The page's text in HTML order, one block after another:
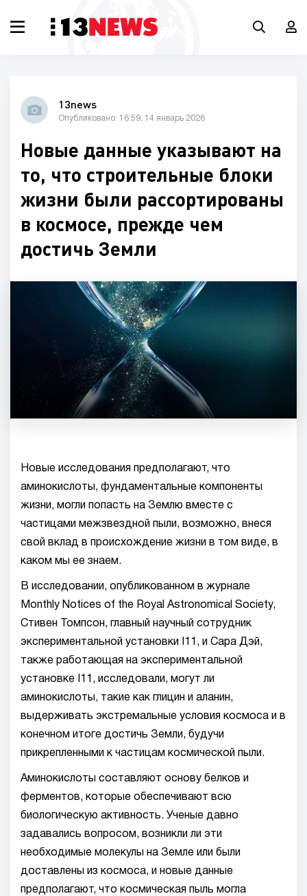
13news
Опубликовано: 16:59, 14 январь 2026
Новые данные указывают на
то, что строительные блоки
жизни были рассортированы
в космосе, прежде чем
достичь Земли
Новые исследования предполагают, что
аминокислоты, фундаментальные компоненты
жизни, могли попасть на Землю вместе с
частицами межзвездной пыли, возможно, внеся
свой вклад в происхождение жизни в том виде, в
каком мы ее знаем.
В исследовании, опубликованном в журнале
Monthly Notices of the Royal Astronomical Society,
Стивен Томпсон, главный научный сотрудник
экспериментальной установки I11, и Сара Дэй,
также работающая на экспериментальной
установке I11, исследовали, могут ли
аминокислоты, такие как глицин и аланин,
выдерживать экстремальные условия космоса и в
конечном итоге достичь Земли, будучи
прикрепленными к частицам космической пыли.
Аминокислоты составляют основу белков и
ферментов, которые обеспечивают всю
биологическую активность. Ученые давно
задавались вопросом, возникли ли эти
необходимые молекулы на Земле или были
доставлены из космоса, и новые данные
предполагают, что космическая пыль могла